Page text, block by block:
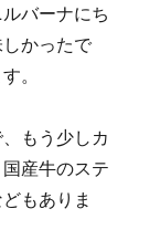
バーナにち
かったで
。
もう少しカ
産牛のステ
もありま